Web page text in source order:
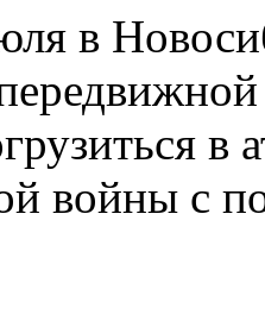
в
войны с